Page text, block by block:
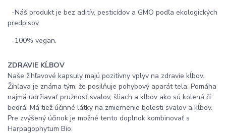
-Náš produkt je bez aditív, pesticídov a GMO podľa ekologických
predpisov.
-100% vegan.
ZDRAVIE KĹBOV
Naše žihľavové kapsuly majú pozitívny vplyv na zdravie kĺbov.
Žihľava je známa tým, že posilňuje pohybový aparát tela. Pomáha
najmä udržiavať pružnosť svalov, šliach a kĺbov ako sú kolená či
bedrá. Má tiež účinné látky na zmiernenie bolesti svalov a kĺbov.
Pre zvýšený účinok je možné tento doplnok kombinovať s
Harpagophytum Bio.